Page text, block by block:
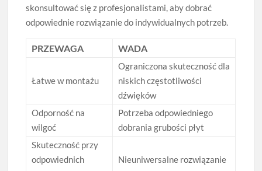
skonsultować się z profesjonalistami, aby dobrać
odpowiednie rozwiązanie do indywidualnych potrzeb.
PRZEWAGA WADA
Łatwe w montażu
Ograniczona skuteczność dla
niskich częstotliwości
dźwięków
Odporność na
wilgoć
Potrzeba odpowiedniego
dobrania grubości płyt
Skuteczność przy
odpowiednich
Nieuniwersalne rozwiązanie